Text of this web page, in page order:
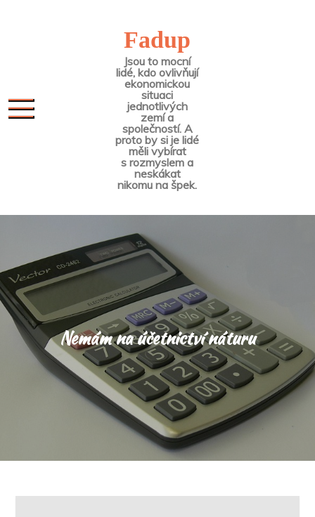
Fadup
Jsou to mocní
lidé, kdo ovlivňují
ekonomickou
situaci
jednotlivých
zemí a
společností. A
proto by si je lidé
měli vybírat
s rozmyslem a
neskákat
nikomu na špek.
Nemám na účetnictví náturu